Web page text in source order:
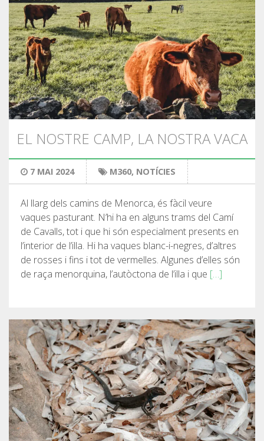
ENGAGEMENT ENVIRONNEMENTAL
PROJET DE CONSERVATION
0º PLASTIQUE
ÉTUDE SUR LES PLASTIQUES SUR LE CAMÍ DE CAVALLS
RESTAURATION DES TORRENTS
AVIS
BLOG
CATALÀ
ESPAÑOL
ENGLISH
EL NOSTRE CAMP, LA NOSTRA VACA
7 MAI 2024 M360, NOTÍCIES
Al llarg dels camins de Menorca, és fàcil veure
vaques pasturant. N’hi ha en alguns trams del Camí
de Cavalls, tot i que hi són especialment presents en
l’interior de l’illa. Hi ha vaques blanc-i-negres, d’altres
de rosses i fins i tot de vermelles. Algunes d’elles són
de raça menorquina, l’autòctona de l’illa i que […]